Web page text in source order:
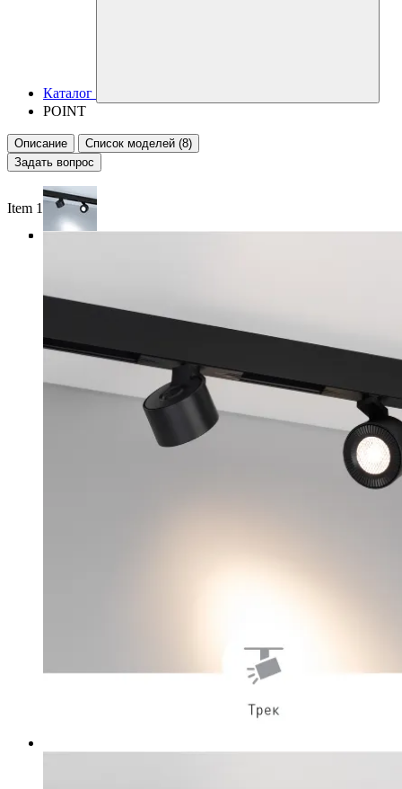
Каталог
POINT
Описание
Список моделей (8)
Задать вопрос
Item 1 of 3